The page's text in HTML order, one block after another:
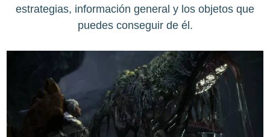
estrategias, información general y los objetos que
puedes conseguir de él.